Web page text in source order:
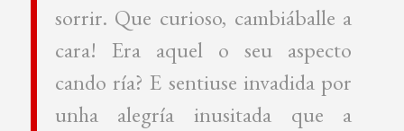
sorrir. Que curioso, cambiáballe a
cara! Era aquel o seu aspecto
cando ría? E sentiuse invadida por
unha alegría inusitada que a